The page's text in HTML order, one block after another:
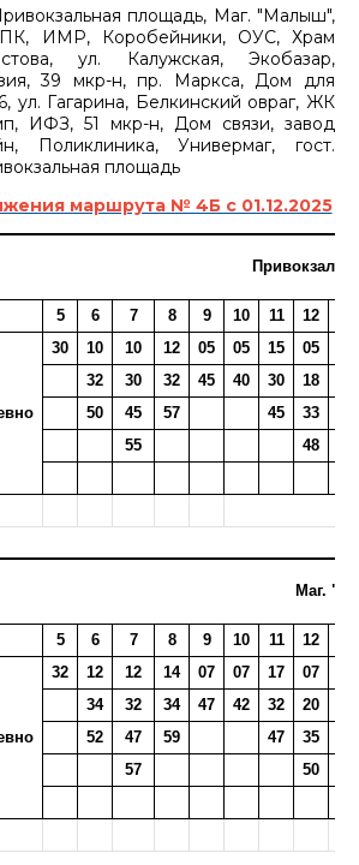
площадь, Маг. "Малыш",
ИМР, Коробейники, ОУС, Храм
ул. Калужская, Экобазар,
39 мкр-н, пр. Маркса, Дом для
ул. Гагарина, Белкинский овраг, ЖК
ИФЗ, 51 мкр-н, Дом связи, завод
Поликлиника, Универмаг, гост.
площадь
маршрута № 4Б с 01.12.2025
5 6 7 8 9 10 11 12
30 10 10 12 05 05 15 05
32
30 32 45 40 30 18
50
45 57 45 33
55
48
Маг.
5 6 7 8 9 10 11 12
32 12 12 14 07 07 17 07
34
32 34 47 42 32 20
52
47 59 47 35
57
50